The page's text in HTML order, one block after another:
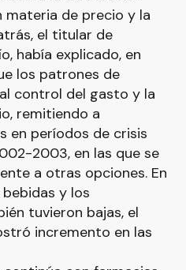
materia de precio y la
el titular de
había explicado, en
los patrones de
control del gasto y la
remitiendo a
en períodos de crisis
2003, en las que se
a otras opciones. En
y los
tuvieron bajas, el
incremento en las